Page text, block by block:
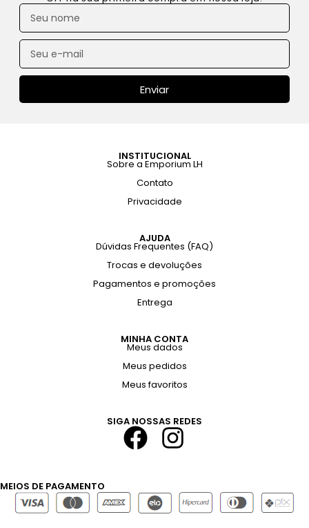
Enviar
INSTITUCIONAL
Sobre a Emporium LH
Contato
Privacidade
AJUDA
Dúvidas Frequentes (FAQ)
Trocas e devoluções
Pagamentos e promoções
Entrega
MINHA CONTA
Meus dados
Meus pedidos
Meus favoritos
SIGA NOSSAS REDES
MEIOS DE PAGAMENTO